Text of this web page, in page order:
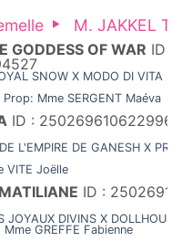
M. JAKKEL
GODDESS OF WAR ID :
SNOW X MODO DI VITA
Mme SERGENT Maéva
ID : 250269610622996
L'EMPIRE DE GANESH X
VITE Joëlle
ID :
DIVINS X
GREFFE Fabienne